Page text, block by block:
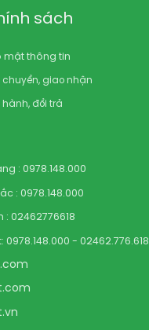
sách
mật thông tin
giao nhận
đổi trả
: 0978.148.000
: 0978.148.000
: 02462776618
0978.148.000 - 02462.776.618